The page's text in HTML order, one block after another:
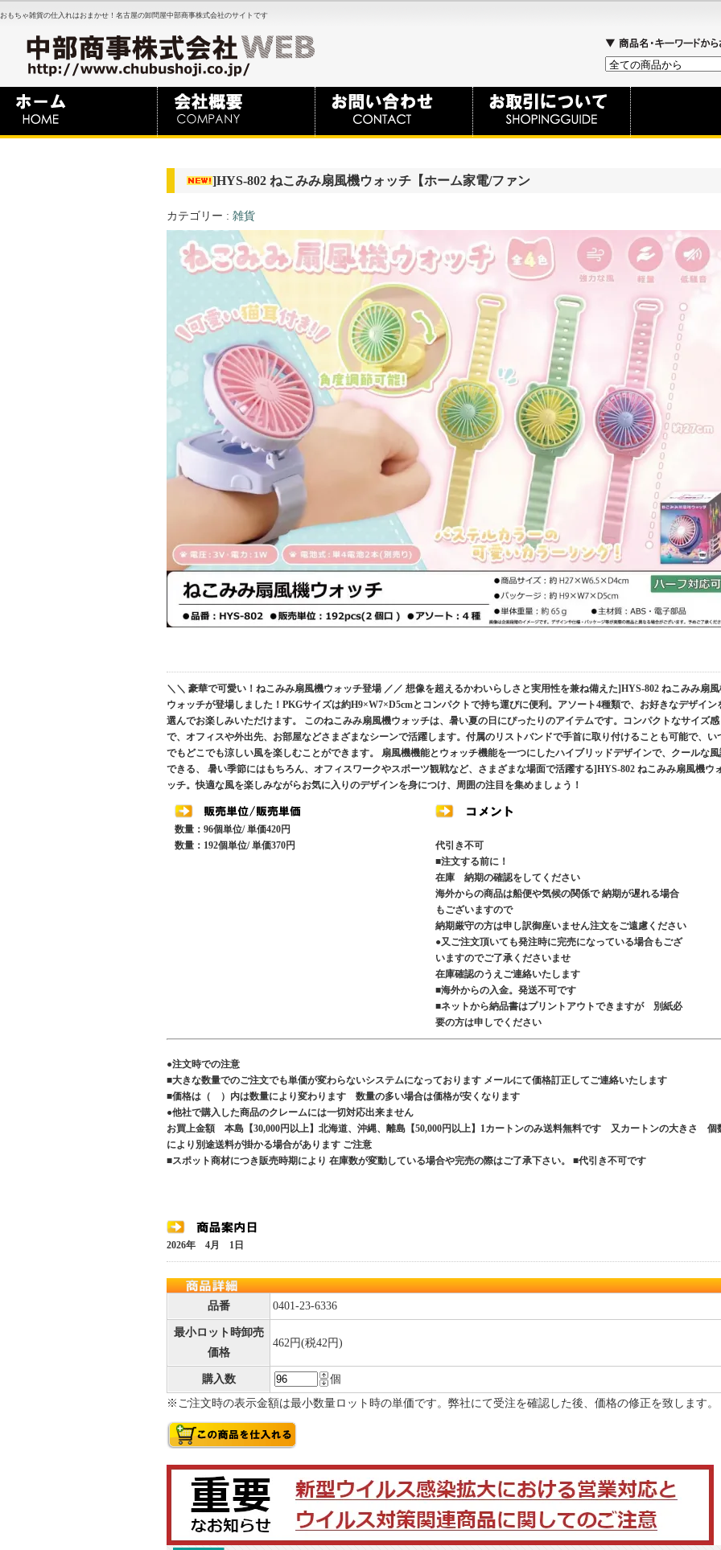
おもちゃ雑貨の仕入れはおまかせ！名古屋の卸問屋中部商事株式会社のサイトです
]HYS-802 ねこみみ扇風機ウォッチ【ホーム家電/ファン
カテゴリー : 雑貨
＼＼ 豪華で可愛い！ねこみみ扇風機ウォッチ登場 ／／ 想像を超えるかわいらしさと実用性を兼ね備えた]HYS-802 ねこみみ扇
ウォッチが登場しました！PKGサイズは約H9×W7×D5cmとコンパクトで持ち運びに便利。アソート4種類で、お好きなデザイン
選んでお楽しみいただけます。 このねこみみ扇風機ウォッチは、暑い夏の日にぴったりのアイテムです。コンパクトなサイズ感
で、オフィスや外出先、お部屋などさまざまなシーンで活躍します。付属のリストバンドで手首に取り付けることも可能で、い
でもどこでも涼しい風を楽しむことができます。 扇風機機能とウォッチ機能を一つにしたハイブリッドデザインで、クールな
できる、 暑い季節にはもちろん、オフィスワークやスポーツ観戦など、さまざまな場面で活躍する]HYS-802 ねこみみ扇風機ウ
ッチ。快適な風を楽しみながらお気に入りのデザインを身につけ、周囲の注目を集めましょう！
数量：96個単位/ 単価420円
数量：192個単位/ 単価370円
代引き不可
■注文する前に！
在庫 納期の確認をしてください
海外からの商品は船便や気候の関係で 納期が遅れる場合
もございますので
納期厳守の方は申し訳御座いません注文をご遠慮ください
●又ご注文頂いても発注時に完売になっている場合もござ
いますのでご了承くださいませ
在庫確認のうえご連絡いたします
■海外からの入金。発送不可です
■ネットから納品書はプリントアウトできますが 別紙必
要の方は申しでください
●注文時での注意
■大きな数量でのご注文でも単価が変わらないシステムになっております メールにて価格訂正してご連絡いたします
■価格は（ ）内は数量により変わります 数量の多い場合は価格が安くなります
●他社で購入した商品のクレームには一切対応出来ません
お買上金額 本島【30,000円以上】北海道、沖縄、離島【50,000円以上】1カートンのみ送料無料です 又カートンの大きさ 個
により別途送料が掛かる場合があります ご注意
■スポット商材につき販売時期により 在庫数が変動している場合や完売の際はご了承下さい。 ■代引き不可です
2026年 4月 1日
品番 0401-23-6336
最小ロット時卸売
価格
462円(税42円)
購入数
個
※ご注文時の表示金額は最小数量ロット時の単価です。弊社にて受注を確認した後、価格の修正を致します。